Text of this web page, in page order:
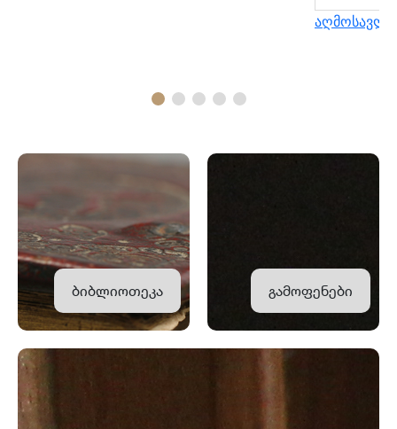
ბიბლიოთეკა გამოფენები